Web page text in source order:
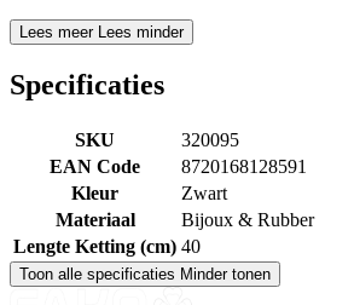
Lees meer Lees minder
Specificaties
SKU
320095
EAN Code
8720168128591
Kleur
Zwart
Materiaal
Bijoux & Rubber
Lengte Ketting (cm) 40
Toon alle specificaties Minder tonen